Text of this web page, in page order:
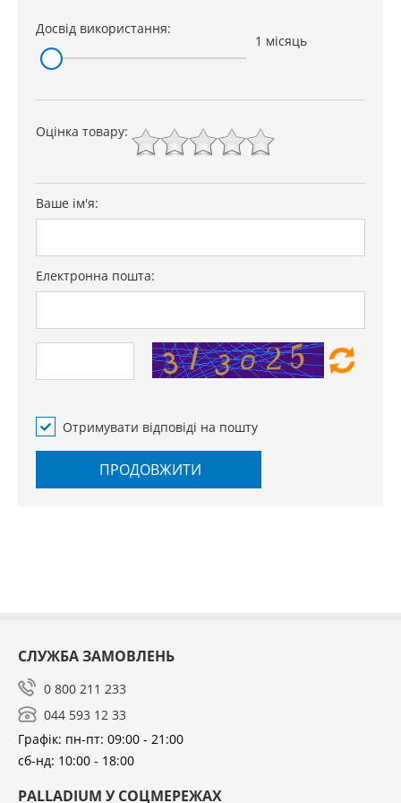
Досвід використання:
1 місяць
Оцінка товару:
Ваше ім'я:
Електронна пошта:
Отримувати відповіді на пошту
ПРОДОВЖИТИ
СЛУЖБА ЗАМОВЛЕНЬ
0 800 211 233
044 593 12 33
Графік: пн-пт: 09:00 - 21:00
сб-нд: 10:00 - 18:00
PALLADIUM У СОЦМЕРЕЖАХ